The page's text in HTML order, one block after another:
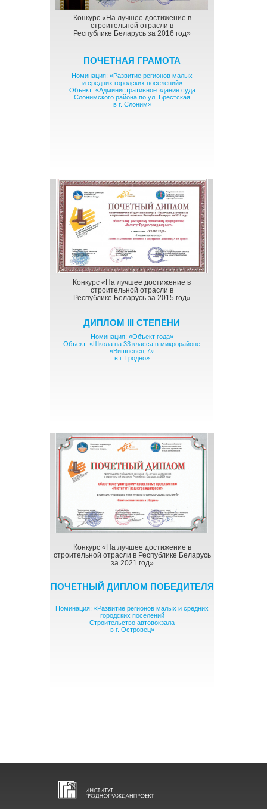
Конкурс «На лучшее достижение в
строительной отрасли в Республике Беларусь
за 2021 год»
ПОЧЕТНЫЙ ДИПЛОМ ПОБЕДИТЕЛЯ
Номинация: «Развитие регионов малых и средних
городских поселений
Строительство автовокзала
в г. Островец»
Номинация: «Развитие регионов малых
и средних городских поселений»
Объект: «Административное здание суда
Слонимского района по ул. Брестская
в г. Слоним»
ПОЧЕТНАЯ ГРАМОТА
Конкурс «На лучшее достижение в
строительной отрасли в
Республике Беларусь за 2016 год»
Конкурс «На лучшее достижение в
строительной отрасли в
Республике Беларусь за 2015 год»
Номинация: «Объект года»
Объект: «Школа на 33 класса в микрорайоне
«Вишневец-7»
в г. Гродно»
ДИПЛОМ III СТЕПЕНИ